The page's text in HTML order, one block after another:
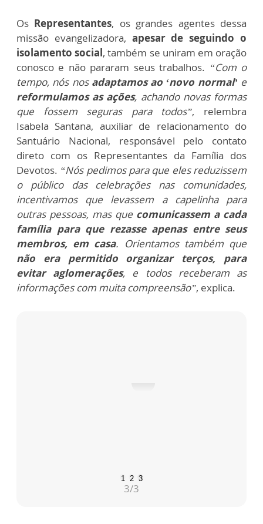
Os Representantes, os grandes agentes dessa
missão evangelizadora, apesar de seguindo o
isolamento social, também se uniram em oração
conosco e não pararam seus trabalhos. “Com o
tempo, nós nos adaptamos ao ‘novo normal’ e
reformulamos as ações, achando novas formas
que fossem seguras para todos”, relembra
Isabela Santana, auxiliar de relacionamento do
Santuário Nacional, responsável pelo contato
direto com os Representantes da Família dos
Devotos. “Nós pedimos para que eles reduzissem
o público das celebrações nas comunidades,
incentivamos que levassem a capelinha para
outras pessoas, mas que comunicassem a cada
família para que rezasse apenas entre seus
membros, em casa. Orientamos também que
não era permitido organizar terços, para
evitar aglomerações, e todos receberam as
informações com muita compreensão”, explica.
1 2 3
3/3